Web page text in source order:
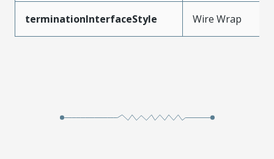
terminationInterfaceStyle Wire Wrap